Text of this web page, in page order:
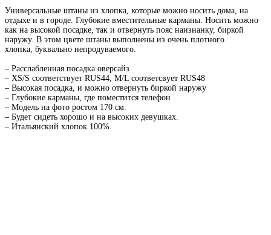
Универсальные штаны из хлопка, которые можно носить дома, на
отдыхе и в городе. Глубокие вместительные карманы. Носить можно
как на высокой посадке, так и отвернуть пояс наизнанку, биркой
наружу. В этом цвете штаны выполнены из очень плотного
хлопка, буквально непродуваемого.
– Расслабленная посадка оверсайз
– XS/S соответствует RUS44, M/L соответcвует RUS48
– Высокая посадка, и можно отвернуть биркой наружу
– Глубокие карманы, где поместится телефон
– Модель на фото ростом 170 см.
– Будет сидеть хорошо и на высоких девушках.
– Итальянский хлопок 100%.